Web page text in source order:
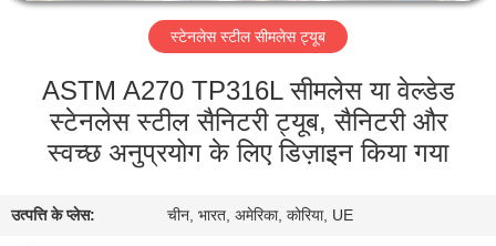
भ्रमण
गुणवत्ता
नियंत्रण
स्टेनलेस स्टील सीमलेस ट्यूब
ASTM A270 TP316L सीमलेस या वेल्डेड
स्टेनलेस स्टील सैनिटरी ट्यूब, सैनिटरी और
स्वच्छ अनुप्रयोग के लिए डिज़ाइन किया गया
उत्पत्ति के प्लेस: चीन, भारत, अमेरिका, कोरिया, UE